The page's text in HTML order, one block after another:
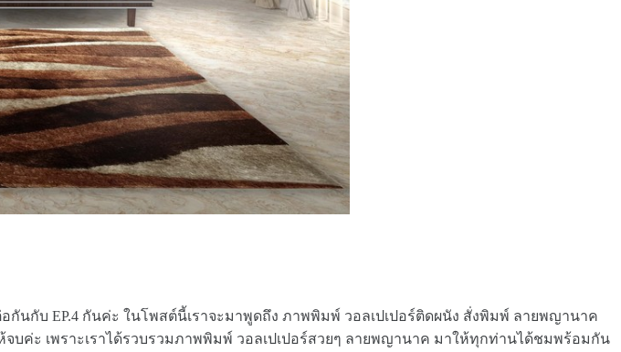
กันกับ EP.4 กันค่ะ ในโพสต์นี้เราจะมาพูดถึง ภาพพิมพ์ วอลเปเปอร์ติดผนัง สั่งพิมพ์ ลายพญานาค
ค่ะ เพราะเราได้รวบรวมภาพพิมพ์ วอลเปเปอร์สวยๆ ลายพญานาค มาให้ทุกท่านได้ชมพร้อมกัน